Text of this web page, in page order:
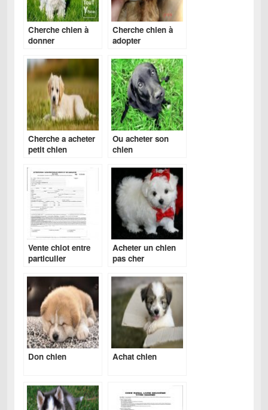
Cherche chien à
donner
Cherche chien à
adopter
Cherche a acheter
petit chien
Ou acheter son
chien
Vente chiot entre
particulier
Acheter un chien
pas cher
Don chien Achat chien